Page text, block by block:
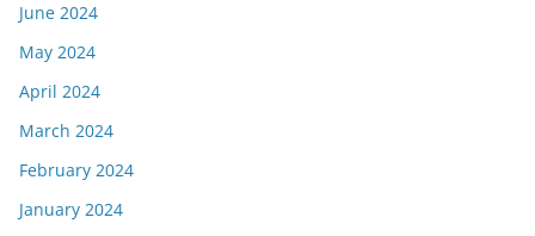
June 2024
May 2024
April 2024
March 2024
February 2024
January 2024